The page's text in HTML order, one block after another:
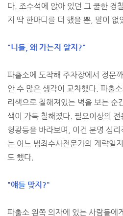
다. 조수석에 앉아 있던 그 쿨한 경
지 딱 한마디를 더 했을 뿐, 말이 없
"니들, 왜 가는지 알지?"
파출소에 도착해 주차장에서 정문
안 수 많은 생각이 교차했다. 파출
리색으로 칠해져있는 벽을 보는 순
색이 가득 칠해졌다. 필요이상의
형광등을 바라보며, 이건 분명 심
는 어느 범죄수사전문가의 계략일
도 했다.
"얘들 맞지?"
파출소 왼쪽 의자에 있는 사람들에